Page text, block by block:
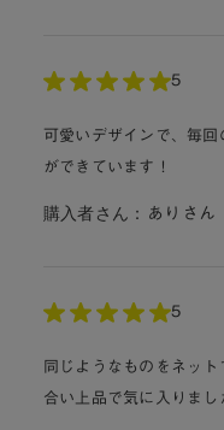
5
可愛いデザインで、毎
ができています！
購入者さん： ありさん
5
同じようなものをネッ
合い上品で気に入りまし